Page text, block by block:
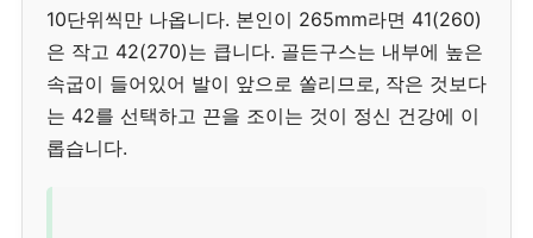
10단위씩만 나옵니다. 본인이 265mm라면 41(260)
은 작고 42(270)는 큽니다. 골든구스는 내부에 높은
속굽이 들어있어 발이 앞으로 쏠리므로, 작은 것보다
는 42를 선택하고 끈을 조이는 것이 정신 건강에 이
롭습니다.